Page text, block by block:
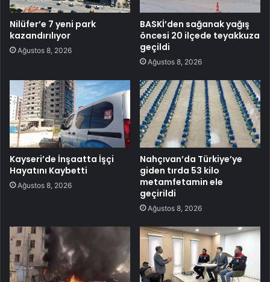
Nilüfer’e 7 yeni park
kazandırılıyor
Ağustos 8, 2026
BASKİ’den sağanak yağış
öncesi 20 ilçede teyakkuza
geçildi
Ağustos 8, 2026
Kayseri’de İnşaatta İşçi
Hayatını Kaybetti
Ağustos 8, 2026
Nahçıvan’da Türkiye’ye
giden tırda 53 kilo
metamfetamin ele
geçirildi
Ağustos 8, 2026